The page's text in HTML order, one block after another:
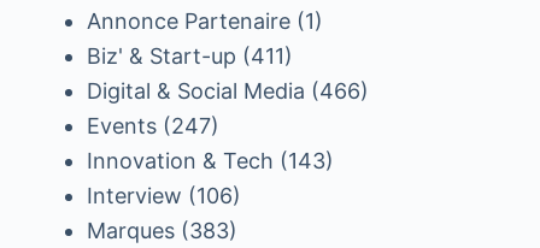
Annonce Partenaire(1)
Biz' & Start-up (411)
Digital & Social Media (466)
Events(247)
Innovation & Tech (143)
Interview (106)
Marques(383)